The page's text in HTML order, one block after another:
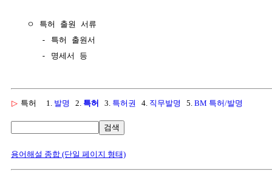
  ㅇ 특허 출원 서류
     - 특허 출원서
▷ 특허 1. 발명 2. 특허 3. 특허권 4. 직무발명 5. BM 특허/발명
검색
용어해설 종합 (단일 페이지 형태)